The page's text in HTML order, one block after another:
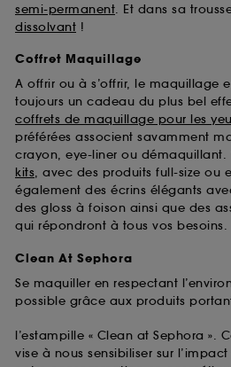
semi-permanent. Et dans sa
dissolvant !
Coffret Maquillage
A offrir ou à s’offrir, le maquillage
toujours un cadeau du plus bel
coffrets de maquillage pour les
préférées associent savamment
crayon, eye-liner ou démaquillant.
kits, avec des produits full-size ou
également des écrins élégants
des gloss à foison ainsi que des
qui répondront à tous vos besoins.
Clean At Sephora
Se maquiller en respectant
possible grâce aux produits
l’estampille « Clean at Sephora ».
vise à nous sensibiliser sur